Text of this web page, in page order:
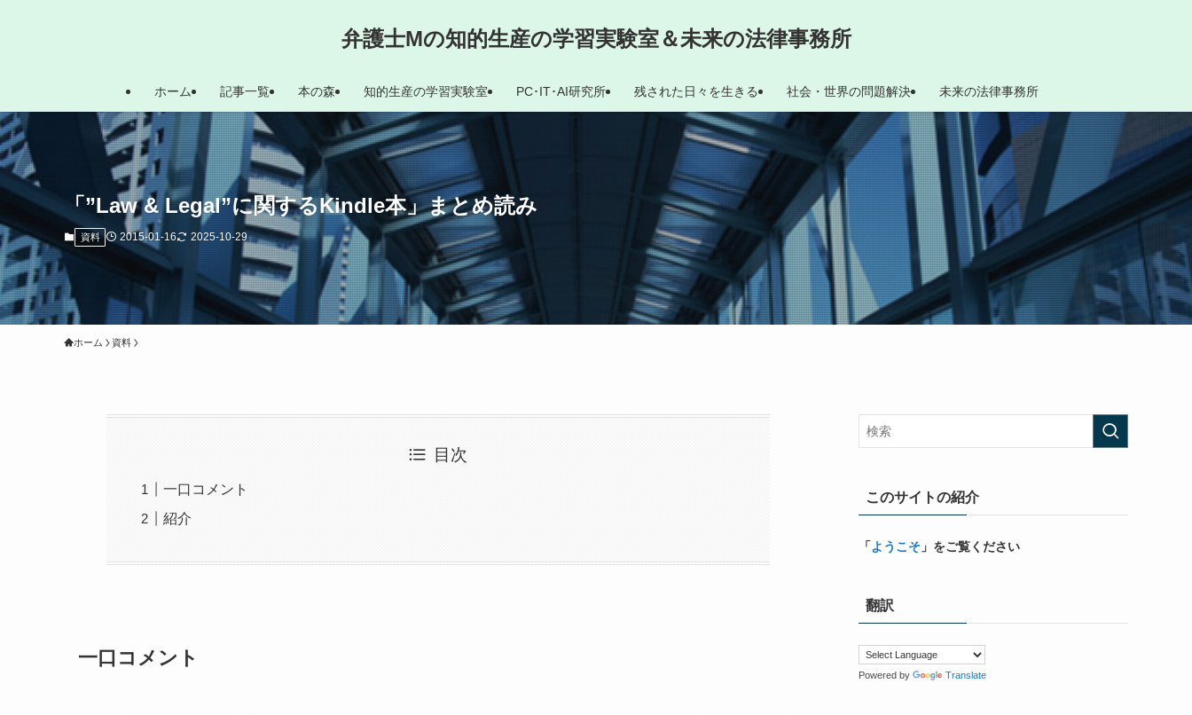
弁護士Mの知的生産の学習実験室＆未来の法律事務所
ホーム 記事一覧 本の森 知的生産の学習実験室 PC･IT･AI研究所 残された日々を生きる 社会・世界の問題解決 未来の法律事務所
「”Law & Legal”に関するKindle本」まとめ読み
資料 2015-01-16 2025-10-29
ホーム 資料
目次
一口コメント
紹介
一口コメント
このサイトの紹介
「ようこそ 」をご覧ください
翻訳
Powered by Translate